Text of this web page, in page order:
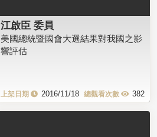
江啟臣 委員
美國總統暨國會大選結果對我國之影
響評估
2016/11/18 382